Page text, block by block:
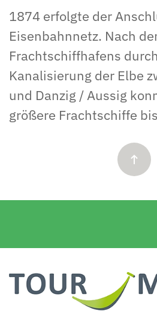
1874 erfolgte der
Eisenbahnnetz. Nach
Frachtschiffhafens
Kanalisierung der Elbe
und Danzig / Aussig
größere Frachtschiffe